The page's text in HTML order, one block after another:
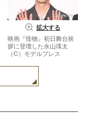
拡大する
映画『怪物』初日舞台挨
拶に登壇した永山瑛太
（C）モデルプレス